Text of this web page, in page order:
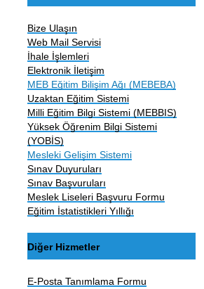
Bize Ulaşın
Web Mail Servisi
İhale İşlemleri
Elektronik İletişim
MEB Eğitim Bilişim Ağı (MEBEBA)
Uzaktan Eğitim Sistemi
Milli Eğitim Bilgi Sistemi (MEBBIS)
Yüksek Öğrenim Bilgi Sistemi
(YOBİS)
Mesleki Gelişim Sistemi
Sınav Duyuruları
Sınav Başvuruları
Meslek Liseleri Başvuru Formu
Eğitim İstatistikleri Yıllığı
Diğer Hizmetler
E-Posta Tanımlama Formu